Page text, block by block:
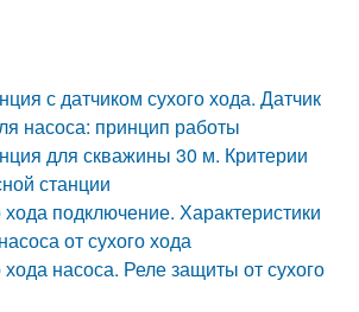
с датчиком сухого хода. Датчик
насоса: принцип работы
для скважины 30 м. Критерии
станции
хода подключение. Характеристики
от сухого хода
хода насоса. Реле защиты от сухого